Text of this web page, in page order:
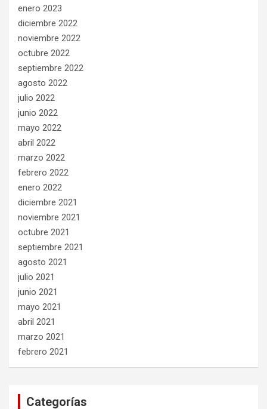
enero 2023
diciembre 2022
noviembre 2022
octubre 2022
septiembre 2022
agosto 2022
julio 2022
junio 2022
mayo 2022
abril 2022
marzo 2022
febrero 2022
enero 2022
diciembre 2021
noviembre 2021
octubre 2021
septiembre 2021
agosto 2021
julio 2021
junio 2021
mayo 2021
abril 2021
marzo 2021
febrero 2021
Categorías